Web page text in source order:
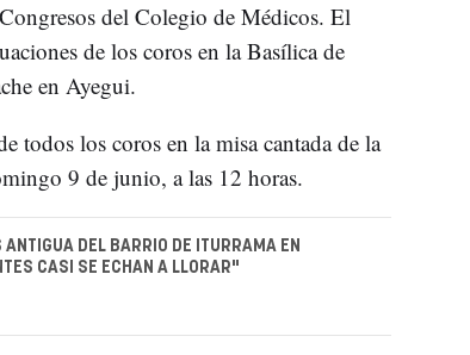
del Colegio de Médicos. El
de los coros en la Basílica de
en Ayegui.
todos los coros en la misa cantada de la
9 de junio, a las 12 horas.
DEL BARRIO DE ITURRAMA EN
CASI SE ECHAN A LLORAR"